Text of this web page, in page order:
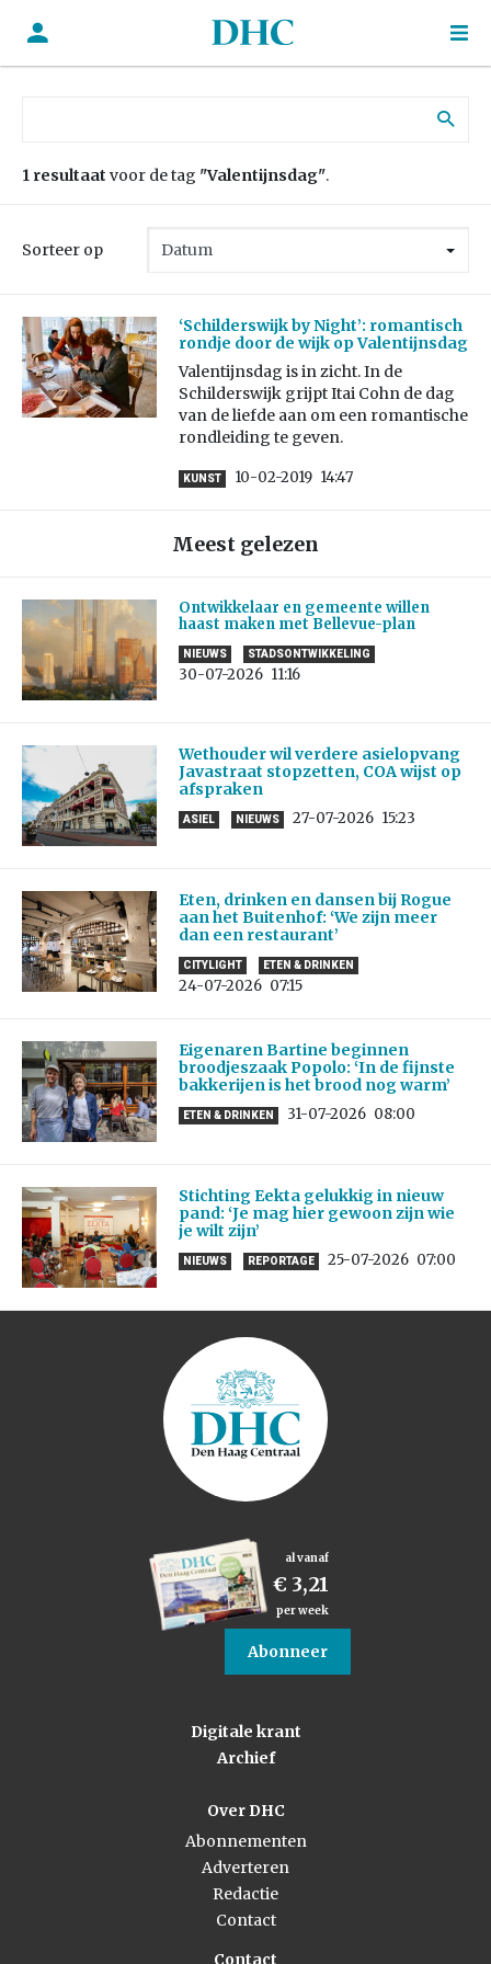
1 resultaat voor de tag "Valentijnsdag".
Sorteer op
‘Schilderswijk by Night’: romantisch
rondje door de wijk op Valentijnsdag
Valentijnsdag is in zicht. In de
Schilderswijk grijpt Itai Cohn de dag
van de liefde aan om een romantische
rondleiding te geven.
KUNST 10-02-2019 14:47
Meest gelezen
Ontwikkelaar en gemeente willen
haast maken met Bellevue-plan
NIEUWS STADSONTWIKKELING
30-07-2026 11:16
Wethouder wil verdere asielopvang
Javastraat stopzetten, COA wijst op
afspraken
ASIEL NIEUWS 27-07-2026 15:23
Eten, drinken en dansen bij Rogue
aan het Buitenhof: ‘We zijn meer
dan een restaurant’
CITYLIGHT ETEN & DRINKEN
24-07-2026 07:15
Eigenaren Bartine beginnen
broodjeszaak Popolo: ‘In de fijnste
bakkerijen is het brood nog warm’
ETEN & DRINKEN 31-07-2026 08:00
Stichting Eekta gelukkig in nieuw
pand: ‘Je mag hier gewoon zijn wie
je wilt zijn’
NIEUWS REPORTAGE 25-07-2026 07:00
al vanaf
€ 3,21
per week
Abonneer
Digitale krant
Archief
Over DHC
Abonnementen
Adverteren
Redactie
Contact
Contact